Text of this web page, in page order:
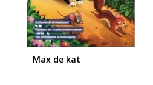
Max de kat